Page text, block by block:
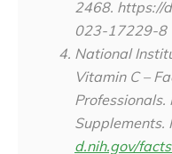
2468. https://
023-17229-8
National
Vitamin C –
Professionals.
Supplements.
d.nih.gov/